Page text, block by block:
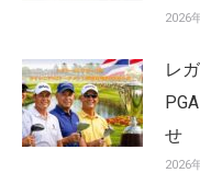
2026
レ
せ
2026